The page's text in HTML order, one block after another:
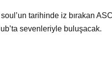
tarihinde iz bırakan
sevenleriyle buluşacak.